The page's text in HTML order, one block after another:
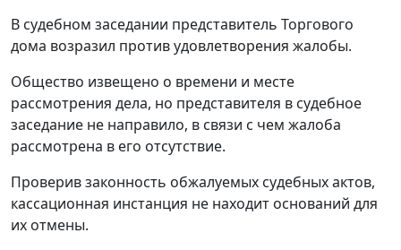
В судебном заседании представитель Торгового
дома возразил против удовлетворения жалобы.
Общество извещено о времени и месте
рассмотрения дела, но представителя в судебное
заседание не направило, в связи с чем жалоба
рассмотрена в его отсутствие.
Проверив законность обжалуемых судебных актов,
кассационная инстанция не находит оснований для
их отмены.